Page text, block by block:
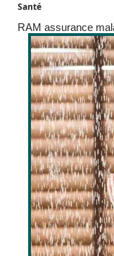
Santé
RAM assurance